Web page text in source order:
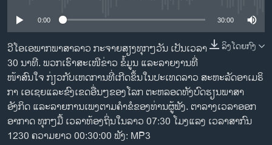
ຊຸມຊົນຊາວລາວ
ວິທະຍາສາດ-ເທັກໂນໂລຈີ
ທຸລະກິດ
ພາສາອັງກິດ
ວີດີໂອ
ສຽງ
0:00 30:00
ລິງໂດຍກົງ
ວີ​ໂອ​ເອພາກ​ພາສາ​ລາວ​ ກະຈາຍສຽງ​ທຸກໆ​ວັນ ​ເປັນ​ເວລາ
30 ນາທີ. ພວກ​ເຮົາ​ສະ​ເໜີຂ່າວ ຂໍ້​ມູນ ​ແລະ​ລາຍ​ງານ​ທີ່​
ໜ້າ​ສົນ​ໃຈ ກ່ຽວກັບ​​ເຫດການ​​ທີ່​ເກີດ​ຂຶ້ນ​ໃນ​ປະ​ເທດ​ລາວ ສະຫະລັດ​ອ​າ​ເມ​ຣິ​
ກາ ​ເອ​ເຊຍ​ແລະ​ຂົງເຂດ​ອື່ນໆ​ຂອງ​ໂລກ ຕະຫລອດ​ທັງ​ບົດຮຽນ​ພາສາ​
ອັງກິດ ​ແລະ​ລາຍການ​ເພງ​ຕາມ​ຄຳ​ຂໍ​ຂອງ​ທ່ານ​ຜູ້​ຟັງ. ຕາລາງເວລາອອກ
ອາກາດ ທຸກໆມື້ ເວລາທ້ອງຖິ່ນໃນລາວ 07:30 ໂມງແລງ ເວລາສາກົນ
1230 ຄວາມຍາວ 00:30:00 ຟັງ: MP3